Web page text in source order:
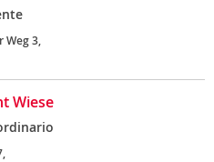
Weg 3,
Wiese